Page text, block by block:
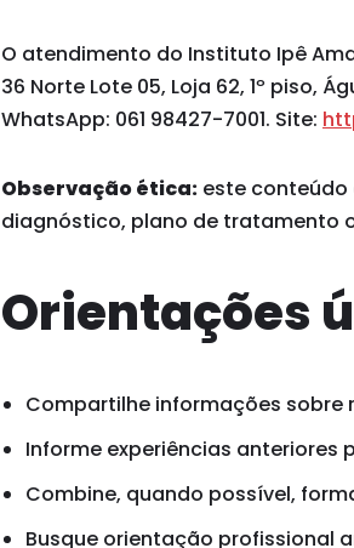
O atendimento do Instituto Ipê
36 Norte Lote 05, Loja 62, 1º piso,
WhatsApp: 061 98427-7001. Site:
Observação ética: este conteúdo
diagnóstico, plano de tratamento
Orientações
Compartilhe informações sobre
Informe experiências anteriores
Combine, quando possível,
Busque orientação profissional